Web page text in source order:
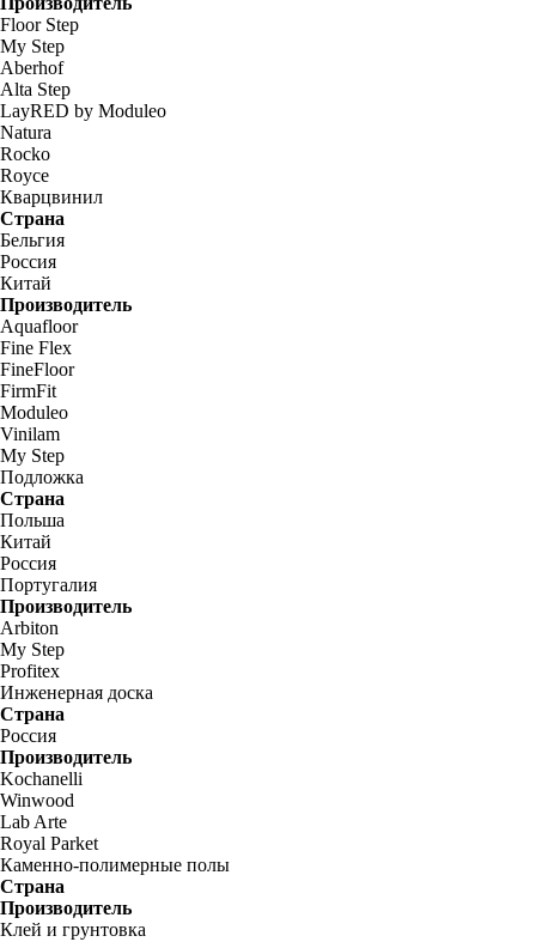
Floor Step
My Step
Aberhof
Alta Step
LayRED by Moduleo
Natura
Rocko
Royce
Кварцвинил
Страна
Бельгия
Россия
Китай
Производитель
Aquafloor
Fine Flex
FineFloor
FirmFit
Moduleo
Vinilam
My Step
Подложка
Страна
Польша
Китай
Россия
Португалия
Производитель
Arbiton
My Step
Profitex
Инженерная доска
Страна
Россия
Производитель
Kochanelli
Winwood
Lab Arte
Royal Parket
Каменно-полимерные полы
Страна
Производитель
Клей и грунтовка